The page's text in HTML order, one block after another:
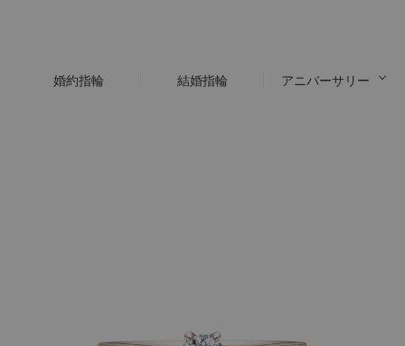
婚約指輪 結婚指輪 アニバーサリー